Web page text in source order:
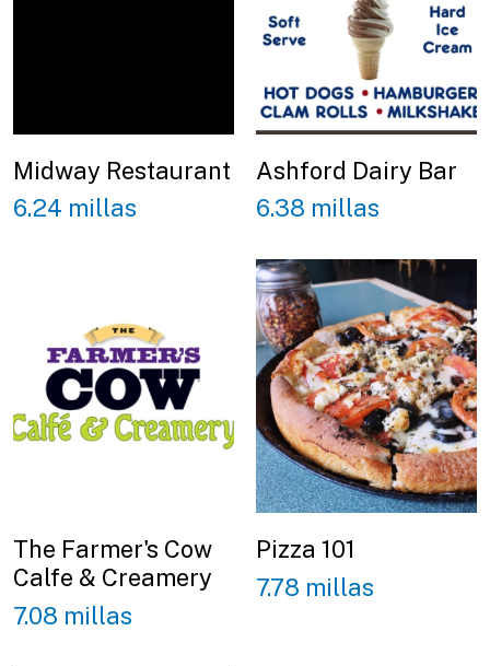
Midway Restaurant
6.24 millas
Ashford Dairy Bar
6.38 millas
The Farmer's Cow
Calfe & Creamery
7.08 millas
Pizza 101
7.78 millas